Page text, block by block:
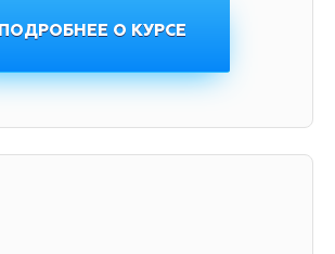
ПОДРОБНЕЕ О КУРСЕ